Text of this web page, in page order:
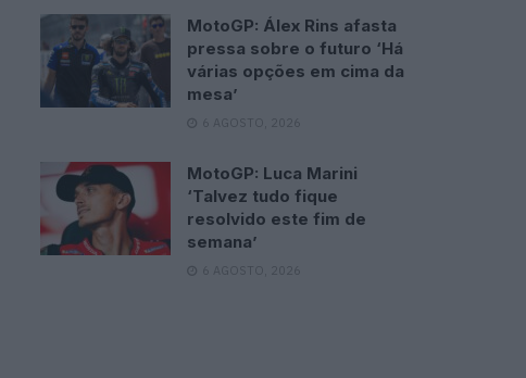
MotoGP: Álex Rins afasta
pressa sobre o futuro ‘Há
várias opções em cima da
mesa’
6 AGOSTO, 2026
MotoGP: Luca Marini
‘Talvez tudo fique
resolvido este fim de
semana’
6 AGOSTO, 2026